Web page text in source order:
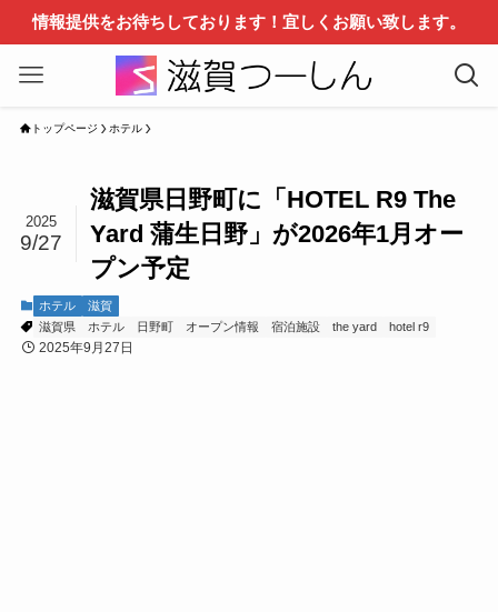
情報提供をお待ちしております！宜しくお願い致します。
トップページ ホテル
滋賀県日野町に「HOTEL R9 The
Yard 蒲生日野」が2026年1月オー
プン予定
2025
9/27
ホテル
滋賀
滋賀県
ホテル 日野町 オープン情報 宿泊施設 the yard hotel r9
2025年9月27日